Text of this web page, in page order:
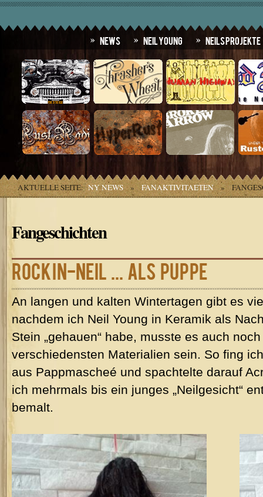
News Neil Young Neils Projekte
AKTUELLE SEITE: NY NEWS » FANAKTIVITAETEN »
Fangeschichten
Rockin-Neil ... als Puppe
An langen und kalten Wintertagen gibt es
nachdem ich Neil Young in Keramik als
Stein „gehauen“ habe, musste es auch
verschiedensten Materialien sein. So fing
aus Pappmascheé und spachtelte darauf
ich mehrmals bis ein junges „Neilgesicht“
bemalt.